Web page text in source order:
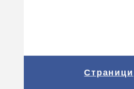
Страници